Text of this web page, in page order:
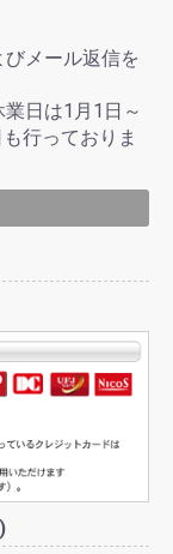
メール返信を
日は1月1日～
行っておりま